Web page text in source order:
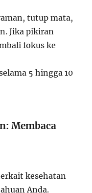
tutup mata,
Jika pikiran
fokus ke
5 hingga 10
Membaca
kesehatan
Anda.